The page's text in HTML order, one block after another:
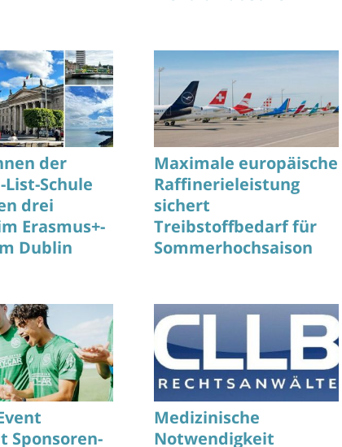
der
Schule
drei
Erasmus+-
Dublin
Maximale europäische
Raffinerieleistung
sichert
Treibstoffbedarf für
Sommerhochsaison
Sponsoren-
Medizinische
Notwendigkeit